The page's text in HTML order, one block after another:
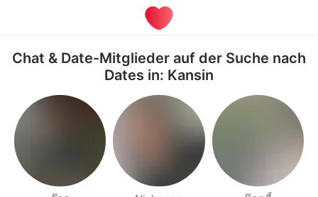
Chat & Date-Mitglieder auf der Suche nach
Dates in: Kansin